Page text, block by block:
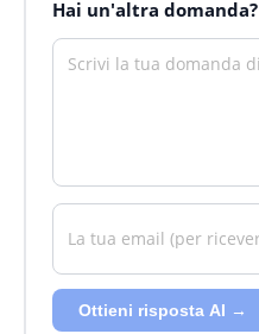
Hai un'altra domanda?
Ottieni risposta AI →